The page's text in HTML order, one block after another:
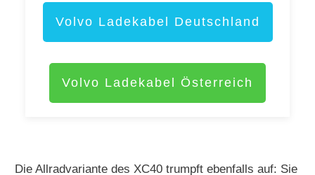
Volvo Ladekabel Deutschland
Volvo Ladekabel Österreich
Die Allradvariante des XC40 trumpft ebenfalls auf: Sie